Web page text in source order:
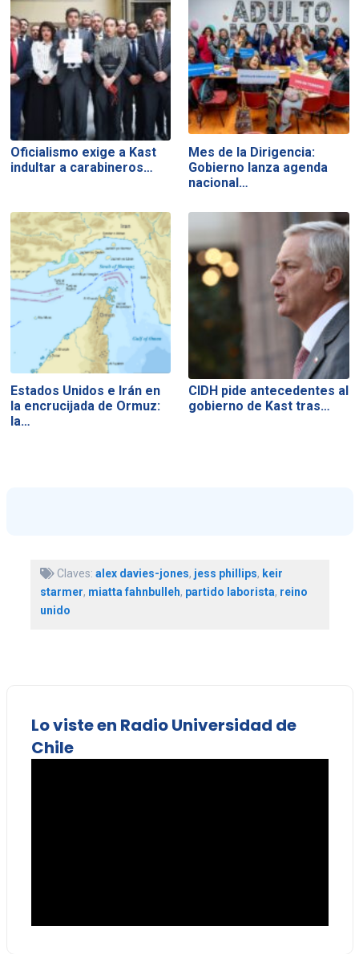
Oficialismo exige a Kast
indultar a carabineros…
Mes de la Dirigencia:
Gobierno lanza agenda
nacional…
Estados Unidos e Irán en
la encrucijada de Ormuz:
la…
CIDH pide antecedentes al
gobierno de Kast tras…
Claves: alex davies-jones, jess phillips, keir
starmer, miatta fahnbulleh, partido laborista, reino
unido
Lo viste en Radio Universidad de
Chile